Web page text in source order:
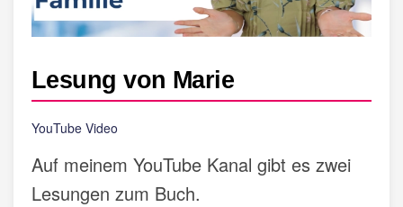
Lesung von Marie
YouTube Video
Auf meinem YouTube Kanal gibt es zwei
Lesungen zum Buch.